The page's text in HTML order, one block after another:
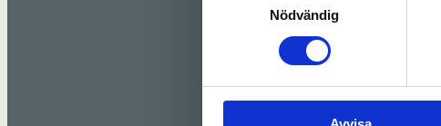
Nödvändig